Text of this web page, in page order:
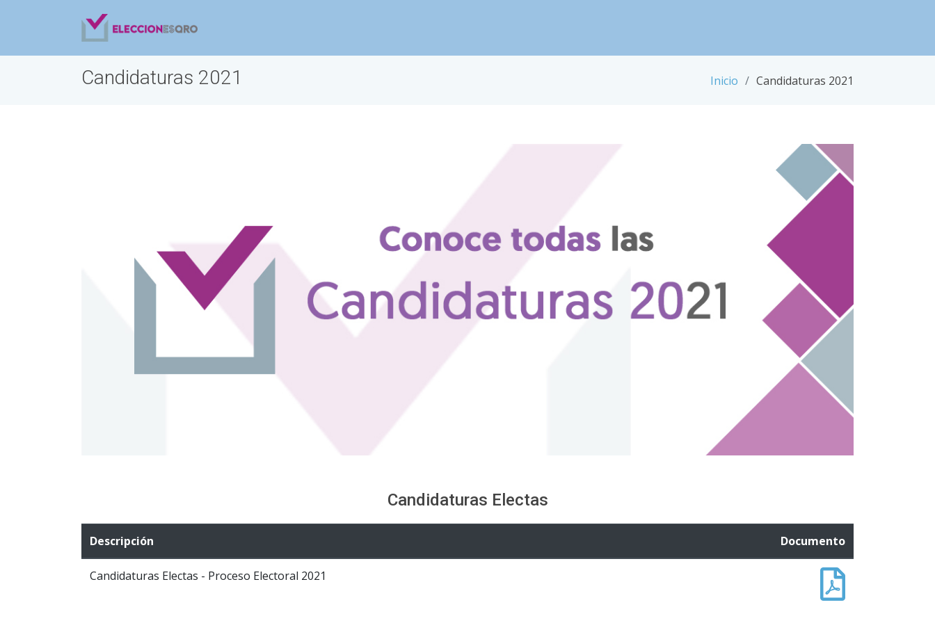
Candidaturas 2021 Inicio Candidaturas 2021
Candidaturas Electas
Descripción Documento
Candidaturas Electas - Proceso Electoral 2021